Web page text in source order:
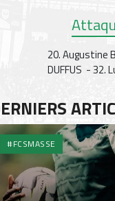
20. Augustine
DUFFUS - 32.
#FCSMASSE